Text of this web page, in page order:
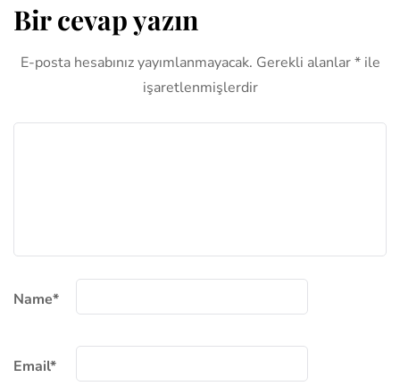
Bir cevap yazın
E-posta hesabınız yayımlanmayacak. Gerekli alanlar*ile
işaretlenmişlerdir
Name*
Email*